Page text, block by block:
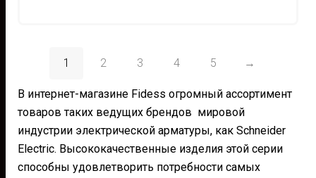
1 2 3 4 5 →
В интернет-магазине Fidess огромный ассортимент
товаров таких ведущих брендов мировой
индустрии электрической арматуры, как Schneider
Electric. Высококачественные изделия этой серии
способны удовлетворить потребности самых